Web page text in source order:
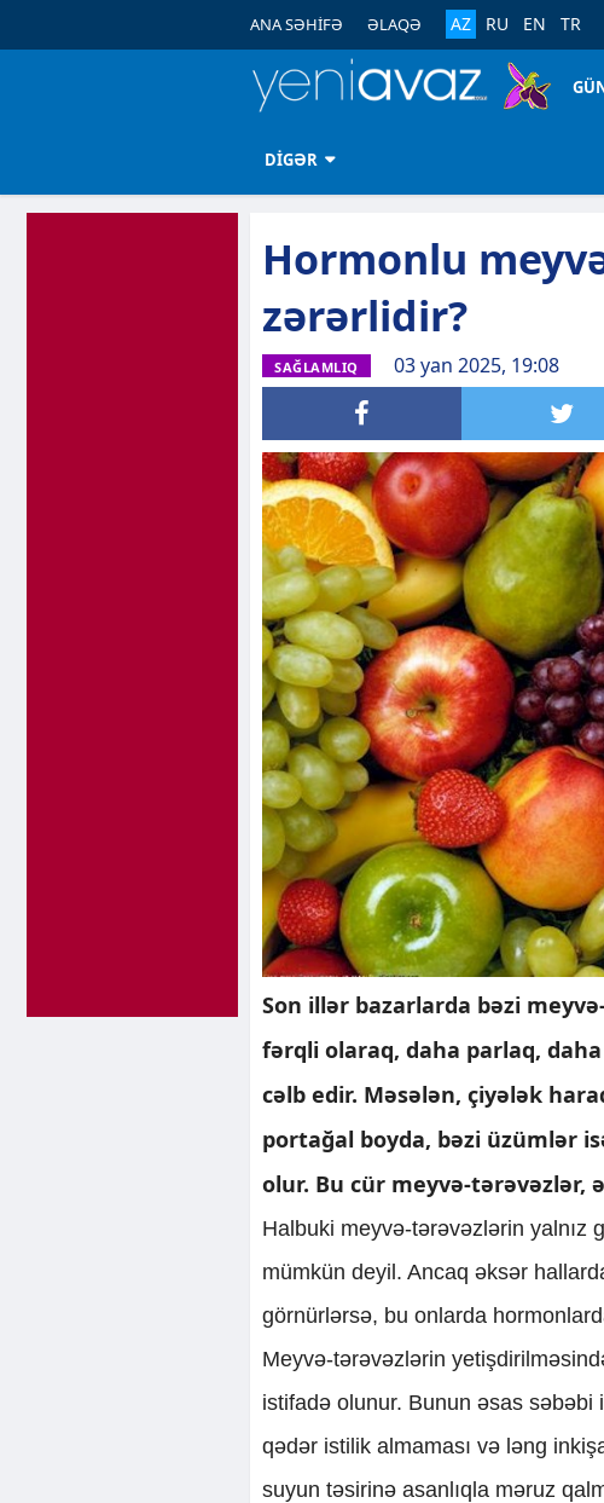
ANA SƏHİFƏ ƏLAQƏ AZ RU EN TR
DİGƏR
Hormonlu
zərərlidir?
SAĞLAMLIQ 03 yan 2025, 19:08
Son illər bazarlarda bəzi
fərqli olaraq, daha parlaq,
cəlb edir. Məsələn, çiyələk
portağal boyda, bəzi üzümlər
olur. Bu cür meyvə-tərəvəzlər,
Halbuki meyvə-tərəvəzlərin yalnız
mümkün deyil. Ancaq əksər
görnürlərsə, bu onlarda
Meyvə-tərəvəzlərin
istifadə olunur. Bunun əsas səbəbi
qədər istilik almaması və ləng
suyun təsirinə asanlıqla məruz